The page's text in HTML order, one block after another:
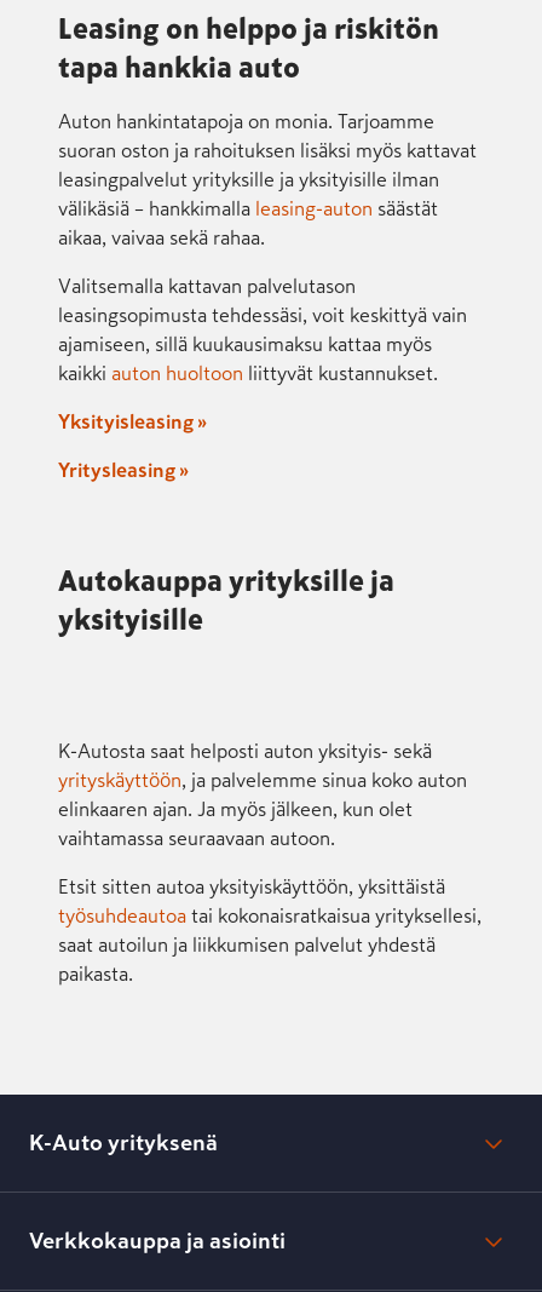
Leasing on helppo ja riskitön
tapa hankkia auto
Auton hankintatapoja on monia. Tarjoamme
suoran oston ja rahoituksen lisäksi myös kattavat
leasingpalvelut yrityksille ja yksityisille ilman
välikäsiä – hankkimalla leasing-auton säästät
aikaa, vaivaa sekä rahaa.
Valitsemalla kattavan palvelutason
leasingsopimusta tehdessäsi, voit keskittyä vain
ajamiseen, sillä kuukausimaksu kattaa myös
kaikki auton huoltoon liittyvät kustannukset.
Yksityisleasing »
Yritysleasing »
Autokauppa yrityksille ja
yksityisille
K-Autosta saat helposti auton yksityis- sekä
yrityskäyttöön , ja palvelemme sinua koko auton
elinkaaren ajan. Ja myös jälkeen, kun olet
vaihtamassa seuraavaan autoon.
Etsit sitten autoa yksityiskäyttöön, yksittäistä
työsuhdeautoa tai kokonaisratkaisua yrityksellesi,
saat autoilun ja liikkumisen palvelut yhdestä
paikasta.
K-Auto yrityksenä
Lehdistötiedotteet
Toimipisteiden yhteystiedot
Verkkokauppa ja asiointi